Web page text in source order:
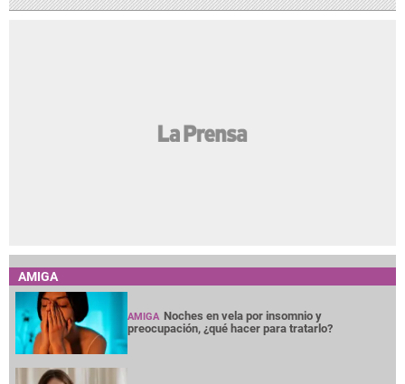
AMIGA
AMIGA Noches en vela por insomnio y
preocupación, ¿qué hacer para tratarlo?